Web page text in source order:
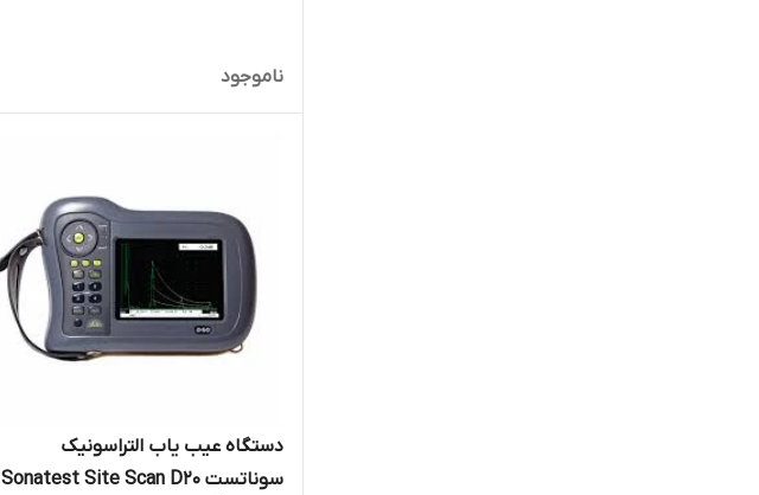
ناموجود
دستگاه عیب یاب التراسونیک
سوناتست Sonatest Site Scan D20